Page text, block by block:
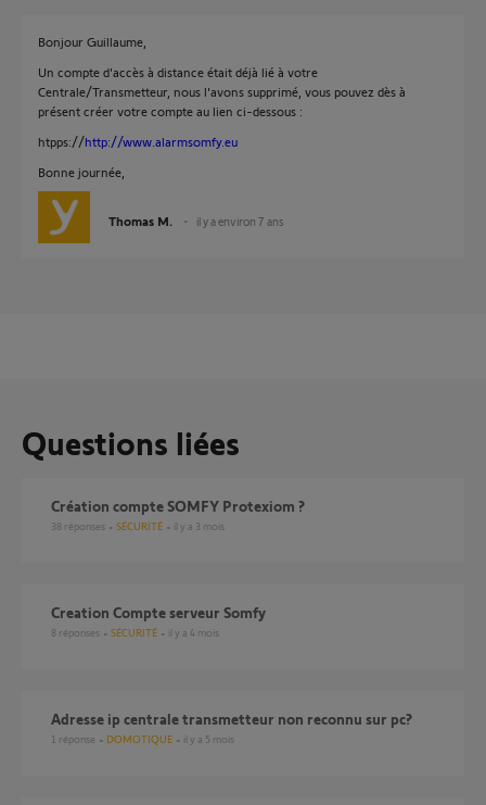
Bonjour Guillaume,
Un compte d'accès à distance était déjà lié à votre
Centrale/Transmetteur, nous l'avons supprimé, vous pouvez dès à
présent créer votre compte au lien ci-dessous :
htpps://http://www.alarmsomfy.eu
Bonne journée,
Thomas M. il y a environ 7 ans
Questions liées
création compte SOMFY Protexiom ?
38 réponses SÉCURITÉ il y a 3 mois
creation Compte serveur Somfy
8 réponses SÉCURITÉ il y a 4 mois
Adresse ip centrale transmetteur non reconnu sur pc?
1 réponse DOMOTIQUE il y a 5 mois